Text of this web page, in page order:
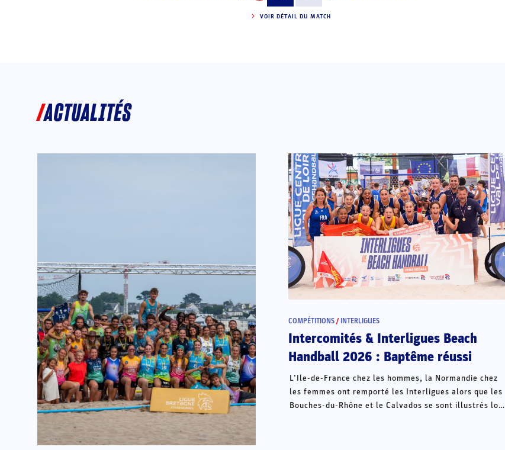
VOIR DÉTAIL DU MATCH
ACTUALITÉS
COMPÉTITIONS / INTERLIGUES
Intercomités & Interligues Beach
Handball 2026 : Baptême réussi
L’Ile-de-France chez les hommes, la Normandie chez
les femmes ont remporté les Interligues alors que les
Bouches-du-Rhône et le Calvados se sont illustrés lors